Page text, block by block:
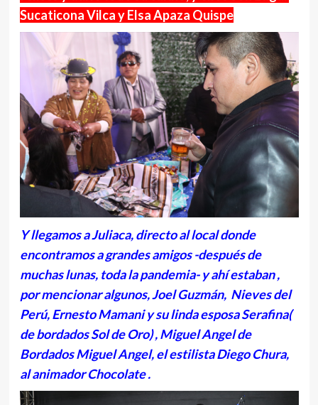
Sucaticona Vilca y Elsa Apaza Quispe
Y llegamos a Juliaca, directo al local donde
encontramos a grandes amigos -después de
muchas lunas, toda la pandemia- y ahí estaban ,
por mencionar algunos, Joel Guzmán, Nieves del
Perú, Ernesto Mamani y su linda esposa Serafina(
de bordados Sol de Oro) , Miguel Angel de
Bordados Miguel Angel, el estilista Diego Chura,
al animador Chocolate .